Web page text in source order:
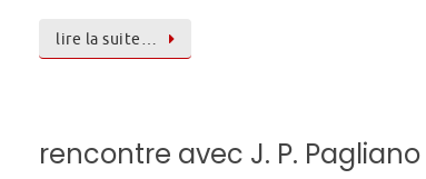
lire la suite…
rencontre avec J. P. Pagliano